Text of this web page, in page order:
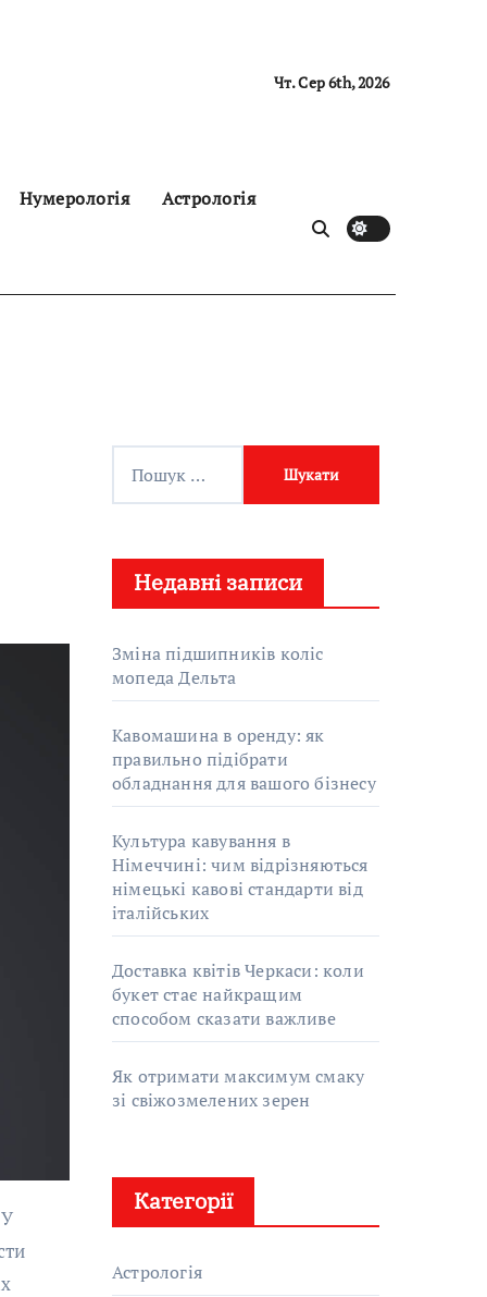
Чт. Сер 6th, 2026
Нумерологія Астрологія
:
Недавні записи
Зміна підшипників коліс
мопеда Дельта
Кавомашина в оренду: як
правильно підібрати
обладнання для вашого бізнесу
Культура кавування в
Німеччині: чим відрізняються
німецькі кавові стандарти від
італійських
Доставка квітів Черкаси: коли
букет стає найкращим
способом сказати важливе
Як отримати максимум смаку
зі свіжозмелених зерен
Категорії
Астрологія